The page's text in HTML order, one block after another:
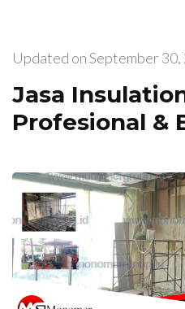
Updated onSeptember 30,
Jasa
Profesional &